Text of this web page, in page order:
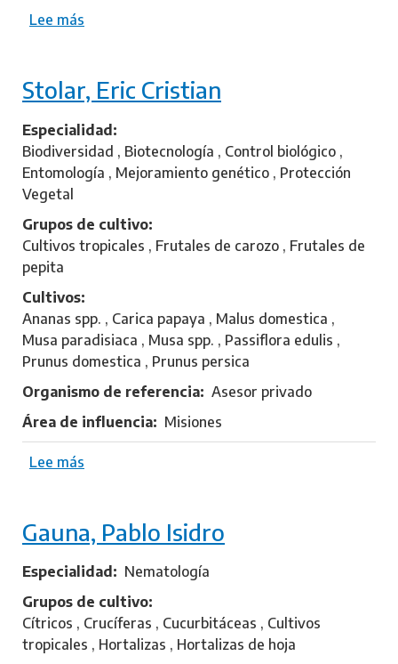
Lee más
r
e
C
h
u
,
L
y
N
a
Stolar, Eric Cristian
Especialidad
Biodiversidad , Biotecnología , Control biológico ,
Entomología , Mejoramiento genético , Protección
Vegetal
Grupos de cultivo
Cultivos tropicales , Frutales de carozo , Frutales de
pepita
Cultivos
Ananas spp. , Carica papaya , Malus domestica ,
Musa paradisiaca , Musa spp. , Passiflora edulis ,
Prunus domestica , Prunus persica
Organismo de referencia
Asesor privado
Área de influencia
Misiones
Lee más
r
e
S
o
l
a
Gauna, Pablo Isidro
Especialidad
Nematología
Grupos de cultivo
Cítricos , Crucíferas , Cucurbitáceas , Cultivos
tropicales , Hortalizas , Hortalizas de hoja